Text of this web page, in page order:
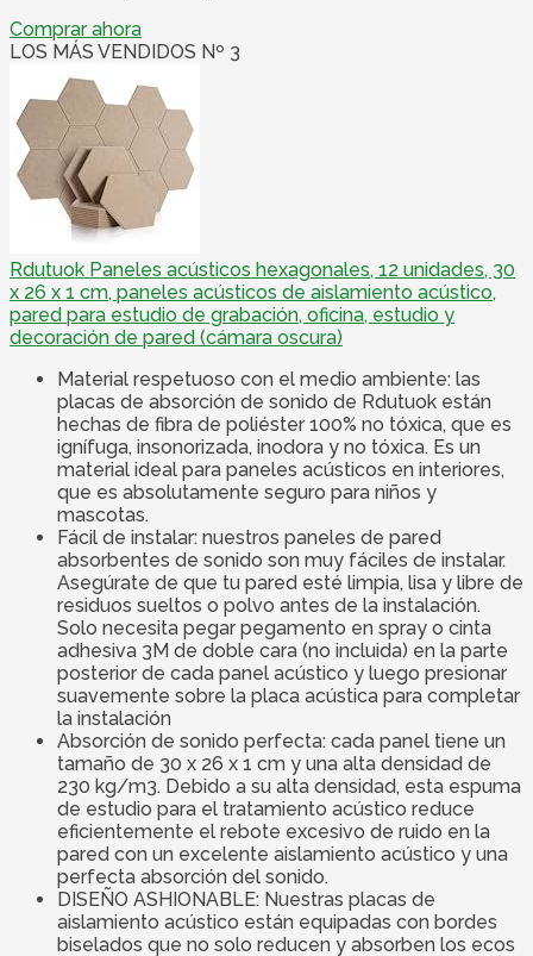
Comprar ahora
LOS MÁS VENDIDOS Nº 3
Rdutuok Paneles acústicos hexagonales, 12 unidades, 30
x 26 x 1 cm, paneles acústicos de aislamiento acústico,
pared para estudio de grabación, oficina, estudio y
decoración de pared (cámara oscura)
Material respetuoso con el medio ambiente: las
placas de absorción de sonido de Rdutuok están
hechas de fibra de poliéster 100% no tóxica, que es
ignífuga, insonorizada, inodora y no tóxica. Es un
material ideal para paneles acústicos en interiores,
que es absolutamente seguro para niños y
mascotas.
Fácil de instalar: nuestros paneles de pared
absorbentes de sonido son muy fáciles de instalar.
Asegúrate de que tu pared esté limpia, lisa y libre de
residuos sueltos o polvo antes de la instalación.
Solo necesita pegar pegamento en spray o cinta
adhesiva 3M de doble cara (no incluida) en la parte
posterior de cada panel acústico y luego presionar
suavemente sobre la placa acústica para completar
la instalación
Absorción de sonido perfecta: cada panel tiene un
tamaño de 30 x 26 x 1 cm y una alta densidad de
230 kg/m3. Debido a su alta densidad, esta espuma
de estudio para el tratamiento acústico reduce
eficientemente el rebote excesivo de ruido en la
pared con un excelente aislamiento acústico y una
perfecta absorción del sonido.
DISEÑO ASHIONABLE: Nuestras placas de
aislamiento acústico están equipadas con bordes
biselados que no solo reducen y absorben los ecos